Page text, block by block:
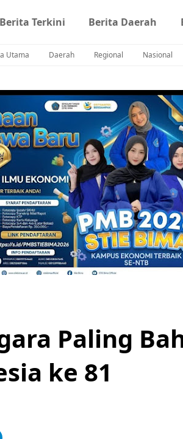
Berita Terkini Berita Daerah
Utama Daerah Regional Nasional
Paling
ke 81